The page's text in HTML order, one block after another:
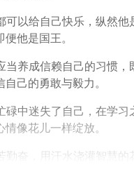
可以给自己快乐，纵然他
便他是国王。
当养成信赖自己的习惯，
己的勇敢与毅力。
碌中迷失了自己，在学习
像花儿一样绽放。
勤奋，用汗水浇灌 智慧 的